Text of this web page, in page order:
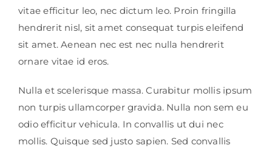
vitae efficitur leo, nec dictum leo. Proin fringilla
hendrerit nisl, sit amet consequat turpis eleifend
sit amet. Aenean nec est nec nulla hendrerit
ornare vitae id eros.
Nulla et scelerisque massa. Curabitur mollis ipsum
non turpis ullamcorper gravida. Nulla non sem eu
odio efficitur vehicula. In convallis ut dui nec
mollis. Quisque sed justo sapien. Sed convallis